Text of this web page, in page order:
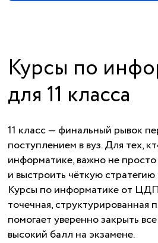
Курсы по
для 11 класса
11 класс — финальный рывок
поступлением в вуз. Для тех,
информатике, важно не
и выстроить чёткую
Курсы по информатике от
точечная, структурированная
помогает уверенно закрыть
высокий балл на экзамене.